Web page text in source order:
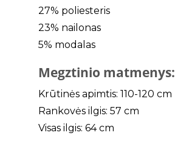
27% poliesteris
23% nailonas
5% modalas
Megztinio matmenys:
Krūtinės apimtis: 110-120 cm
Rankovės ilgis: 57 cm
Visas ilgis: 64 cm